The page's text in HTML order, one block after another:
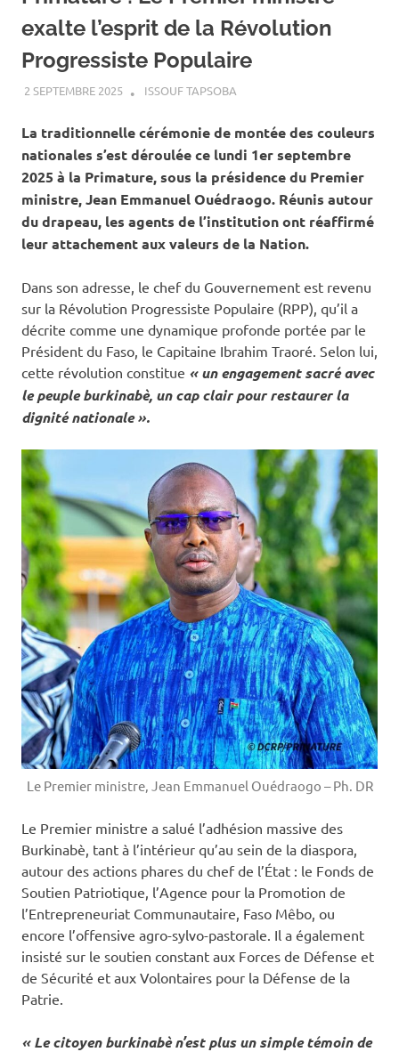
exalte l’esprit de la Révolution
Progressiste Populaire
2 SEPTEMBRE 2025 ISSOUF TAPSOBAA LA UNE
La traditionnelle cérémonie de montée des couleurs
nationales s’est déroulée ce lundi 1er septembre
2025 à la Primature, sous la présidence du Premier
ministre, Jean Emmanuel Ouédraogo. Réunis autour
du drapeau, les agents de l’institution ont réaffirmé
leur attachement aux valeurs de la Nation.
Dans son adresse, le chef du Gouvernement est revenu
sur la Révolution Progressiste Populaire (RPP), qu’il a
décrite comme une dynamique profonde portée par le
Président du Faso, le Capitaine Ibrahim Traoré. Selon lui,
cette révolution constitue « un engagement sacré avec
le peuple burkinabè, un cap clair pour restaurer la
dignité nationale ».
Le Premier ministre, Jean Emmanuel Ouédraogo – Ph. DR
Le Premier ministre a salué l’adhésion massive des
Burkinabè, tant à l’intérieur qu’au sein de la diaspora,
autour des actions phares du chef de l’État : le Fonds de
Soutien Patriotique, l’Agence pour la Promotion de
l’Entrepreneuriat Communautaire, Faso Mêbo, ou
encore l’offensive agro-sylvo-pastorale. Il a également
insisté sur le soutien constant aux Forces de Défense et
de Sécurité et aux Volontaires pour la Défense de la
Patrie.
« Le citoyen burkinabè n’est plus un simple témoin de